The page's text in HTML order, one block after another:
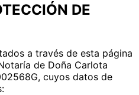
DE
a través de esta página
de Doña Carlota
cuyos datos de